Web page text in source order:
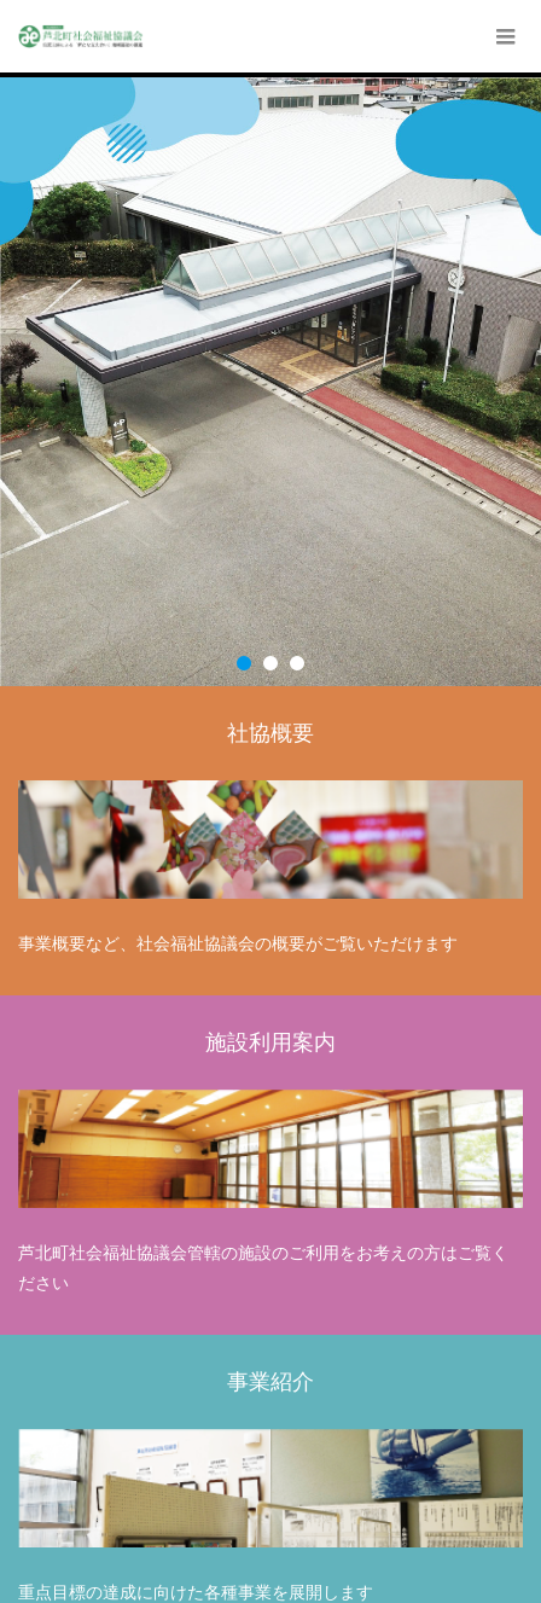
社協概要
事業概要など、社会福祉協議会の概要がご覧いただけます
施設利用案内
芦北町社会福祉協議会管轄の施設のご利用をお考えの方はご覧く
ださい
事業紹介
重点目標の達成に向けた各種事業を展開します